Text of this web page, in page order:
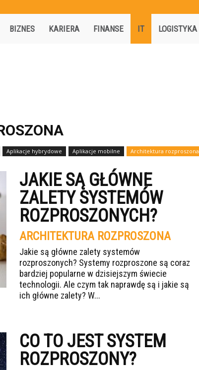
Activisio.pl
BIZNES KARIERA FINANSE IT LOGISTYKA
Aplikacje hybrydowe Aplikacje mobilne Architektura rozproszona
JAKIE SĄ GŁÓWNE
ZALETY SYSTEMÓW
ROZPROSZONYCH?
ARCHITEKTURA ROZPROSZONA
Jakie są główne zalety systemów
rozproszonych? Systemy rozproszone są coraz
bardziej popularne w dzisiejszym świecie
technologii. Ale czym tak naprawdę są i jakie są
ich główne zalety? W...
CO TO JEST SYSTEM
ROZPROSZONY?